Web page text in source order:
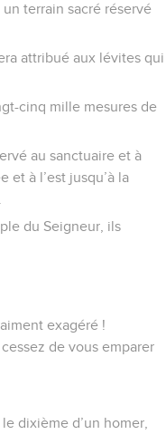
terrain sacré réservé
attribué aux lévites qui
cinq mille mesures de
au sanctuaire et à
et à l’est jusqu’à la
du Seigneur, ils
exagéré !
de vous emparer
dixième d’un homer,